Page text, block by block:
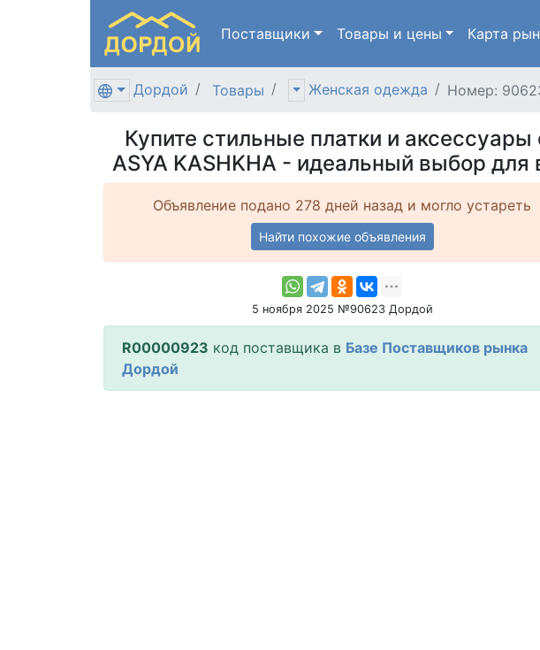
Поставщики Товары и цены Карта
Дордой Товары Женская одежда Номер:
Купите стильные платки и аксессуары
ASYA KASHKHA - идеальный выбор для
Объявление подано 278 дней назад и могло устареть
Найти похожие объявления
5 ноября 2025 №90623 Дордой
R00000923 код поставщика в Базе Поставщиков рынка
Дордой